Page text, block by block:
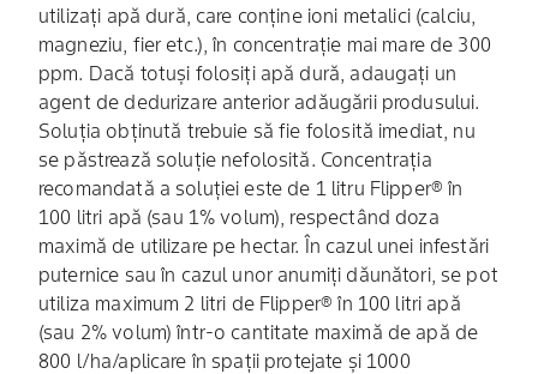
utilizați apă dură, care conține ioni metalici (calciu,
magneziu, fier etc.), în concentrație mai mare de 300
ppm. Dacă totuși folosiți apă dură, adaugați un
agent de dedurizare anterior adăugării produsului.
Soluția obținută trebuie să fie folosită imediat, nu
se păstrează soluție nefolosită. Concentrația
recomandată a soluției este de 1 litru Flipper® în
100 litri apă (sau 1% volum), respectând doza
maximă de utilizare pe hectar. În cazul unei infestări
puternice sau în cazul unor anumiți dăunători, se pot
utiliza maximum 2 litri de Flipper® în 100 litri apă
(sau 2% volum) într-o cantitate maximă de apă de
800 l/ha/aplicare în spații protejate și 1000